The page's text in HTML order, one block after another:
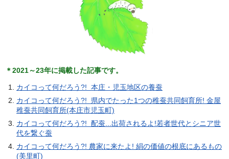
＊2021～23年に掲載した記事です。
カイコって何だろう?! 本庄・児玉地区の養蚕
カイコって何だろう?! 県内でたった1つの稚蚕共同飼育所! 金屋
稚蚕共同飼育所(本庄市児玉町)
カイコって何だろう?! 配蚕...出荷されるよ!若者世代とシニア世
代を繋ぐ蚕
カイコって何だろう?! 農家に来たよ! 絹の価値の根底にあるもの
(美里町)